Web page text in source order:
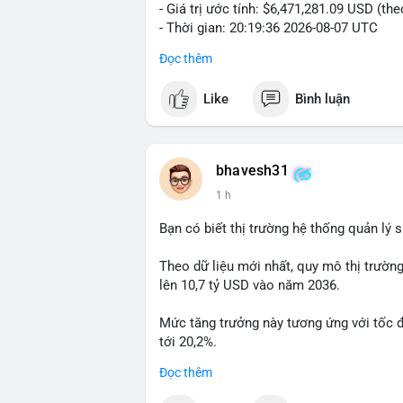
- Giá trị ước tính: $6,471,281.09 USD
- Thời gian: 20:19:36 2026-08-07 UTC
Nhận định phân tích: Khối lượng 99.6
thường gặp ở hai kịch bản: cá voi nạp
hoặc chuyển sang ví lạnh nhằm tích
BTC vào ví nóng sàn, khả năng cao là
hoạt động, đó là tín hiệu gom hàng chiến
tránh hành động theo cảm xúc. Xác
#99dot6btc #capvoichuyentien
Đọc thêm
Like Bình luận
bhavesh31
1 h
Bạn có biết thị trường hệ thống quản lý
Theo dữ liệu mới nhất, quy mô thị
lên 10,7 tỷ USD vào năm 2036.
Mức tăng trưởng này tương ứng với tốc
tới 20,2%.
Điều gì đang thúc đẩy sự tăng trưởng
Đọc thêm